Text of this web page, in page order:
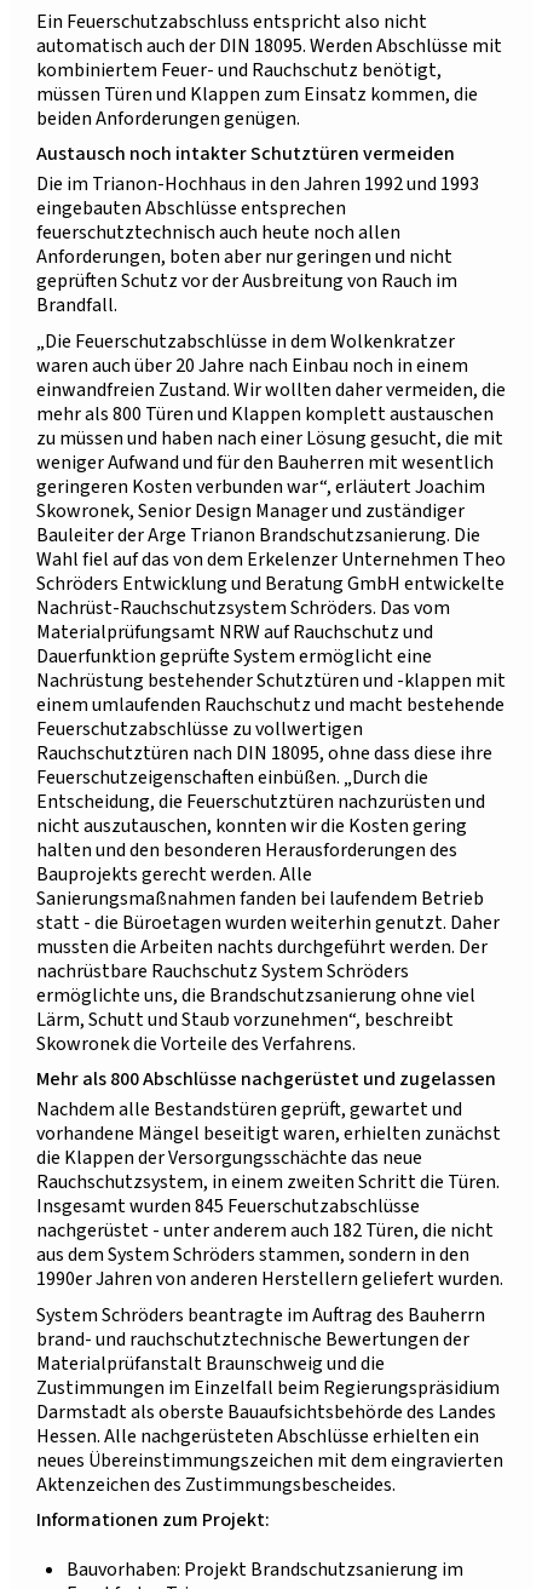
Ein Feuerschutzabschluss entspricht also nicht
automatisch auch der DIN 18095. Werden Abschlüsse mit
kombiniertem Feuer- und Rauchschutz benötigt,
müssen Türen und Klappen zum Einsatz kommen, die
beiden Anforderungen genügen.
Austausch noch intakter Schutztüren vermeiden
Die im Trianon-Hochhaus in den Jahren 1992 und 1993
eingebauten Abschlüsse entsprechen
feuerschutztechnisch auch heute noch allen
Anforderungen, boten aber nur geringen und nicht
geprüften Schutz vor der Ausbreitung von Rauch im
Brandfall.
„Die Feuerschutzabschlüsse in dem Wolkenkratzer
waren auch über 20 Jahre nach Einbau noch in einem
einwandfreien Zustand. Wir wollten daher vermeiden, die
mehr als 800 Türen und Klappen komplett austauschen
zu müssen und haben nach einer Lösung gesucht, die mit
weniger Aufwand und für den Bauherren mit wesentlich
geringeren Kosten verbunden war“, erläutert Joachim
Skowronek, Senior Design Manager und zuständiger
Bauleiter der Arge Trianon Brandschutzsanierung. Die
Wahl fiel auf das von dem Erkelenzer Unternehmen Theo
Schröders Entwicklung und Beratung GmbH entwickelte
Nachrüst-Rauchschutzsystem Schröders. Das vom
Materialprüfungsamt NRW auf Rauchschutz und
Dauerfunktion geprüfte System ermöglicht eine
Nachrüstung bestehender Schutztüren und -klappen mit
einem umlaufenden Rauchschutz und macht bestehende
Feuerschutzabschlüsse zu vollwertigen
Rauchschutztüren nach DIN 18095, ohne dass diese ihre
Feuerschutzeigenschaften einbüßen. „Durch die
Entscheidung, die Feuerschutztüren nachzurüsten und
nicht auszutauschen, konnten wir die Kosten gering
halten und den besonderen Herausforderungen des
Bauprojekts gerecht werden. Alle
Sanierungsmaßnahmen fanden bei laufendem Betrieb
statt - die Büroetagen wurden weiterhin genutzt. Daher
mussten die Arbeiten nachts durchgeführt werden. Der
nachrüstbare Rauchschutz System Schröders
ermöglichte uns, die Brandschutzsanierung ohne viel
Lärm, Schutt und Staub vorzunehmen“, beschreibt
Skowronek die Vorteile des Verfahrens.
Mehr als 800 Abschlüsse nachgerüstet und zugelassen
Nachdem alle Bestandstüren geprüft, gewartet und
vorhandene Mängel beseitigt waren, erhielten zunächst
die Klappen der Versorgungsschächte das neue
Rauchschutzsystem, in einem zweiten Schritt die Türen.
Insgesamt wurden 845 Feuerschutzabschlüsse
nachgerüstet - unter anderem auch 182 Türen, die nicht
aus dem System Schröders stammen, sondern in den
1990er Jahren von anderen Herstellern geliefert wurden.
System Schröders beantragte im Auftrag des Bauherrn
brand- und rauchschutztechnische Bewertungen der
Materialprüfanstalt Braunschweig und die
Zustimmungen im Einzelfall beim Regierungspräsidium
Darmstadt als oberste Bauaufsichtsbehörde des Landes
Hessen. Alle nachgerüsteten Abschlüsse erhielten ein
neues Übereinstimmungszeichen mit dem eingravierten
Aktenzeichen des Zustimmungsbescheides.
Informationen zum Projekt:
Bauvorhaben: Projekt Brandschutzsanierung im